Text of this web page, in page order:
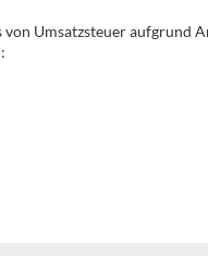
Umsatzsteuer aufgrund